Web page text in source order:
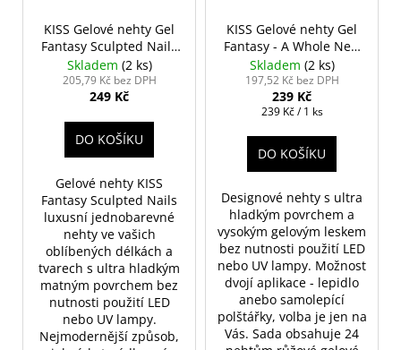
KISS Gelové nehty Gel
Fantasy Sculpted Nails
- True Colour
Skladem (2 ks)
205,79 Kč bez DPH
249 Kč
DO KOŠÍKU
Gelové nehty KISS
Fantasy Sculpted Nails
luxusní jednobarevné
nehty ve vašich
oblíbených délkách a
tvarech s ultra hladkým
matným povrchem bez
nutnosti použití LED
nebo UV lampy.
Nejmodernější způsob,
KISS Gelové nehty Gel
Fantasy - A Whole New
World
Skladem (2 ks)
197,52 Kč bez DPH
239 Kč
Měrná
239 Kč / 1 ks
DO KOŠÍKU
Designové nehty s ultra
hladkým povrchem a
vysokým gelovým leskem
bez nutnosti použití LED
nebo UV lampy. Možnost
dvojí aplikace - lepidlo
anebo samolepící
polštářky, volba je jen na
Vás. Sada obsahuje 24